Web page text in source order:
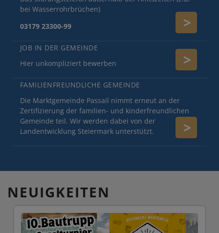
bei Wasserrohrbrüchen)
03179 23300-99
JOB IN DER GEMEINDE
Hier unkompliziert bewerben
FAMILIENFREUNDLICHE GEMEINDE
Die Marktgemeinde Passail nimmt erneut an der
Zertifizierung der familien- und kinderfreundlichen
Gemeinde teil. Wir werden dabei von der
Landentwicklung Steiermark unterstützt.
NEUIGKEITEN